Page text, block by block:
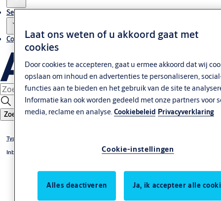
Service
Contact
Zoeken
Type deurdrangers
Inbouw deurdrangers
Laat ons weten of u akkoord gaat met
cookies
Door cookies te accepteren, gaat u ermee akkoord dat wij
opslaan om inhoud en advertenties te personaliseren,
functies aan te bieden en het gebruik van de site te
Informatie kan ook worden gedeeld met onze partners voor
media, reclame en analyse.Cookiebeleid Privacyverklaring
Cookie-instellingen
Alles deactiveren Ja, ik accepteer alle